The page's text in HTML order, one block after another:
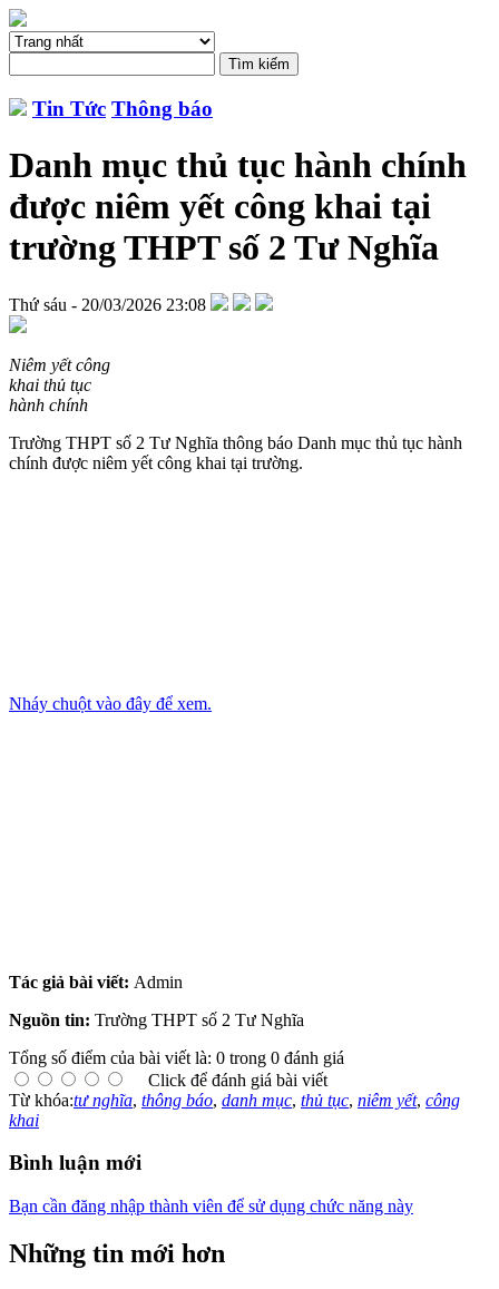
Tin Tức Thông báo
Danh mục thủ tục hành chính
được niêm yết công khai tại
trường THPT số 2 Tư Nghĩa
Thứ sáu - 20/03/2026 23:08
Niêm yết công
khai thủ tục
hành chính
Trường THPT số 2 Tư Nghĩa thông báo Danh mục thủ tục hành
chính được niêm yết công khai tại trường.
Nháy chuột vào đây để xem.
Tác giả bài viết: Admin
Nguồn tin: Trường THPT số 2 Tư Nghĩa
Tổng số điểm của bài viết là: 0 trong 0 đánh giá
Click để đánh giá bài viết
Từ khóa:tư nghĩa, thông báo, danh mục, thủ tục, niêm yết, công
khai
Bình luận mới
Bạn cần đăng nhập thành viên để sử dụng chức năng này
Những tin mới hơn